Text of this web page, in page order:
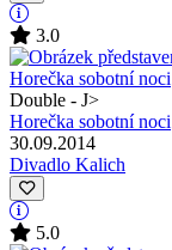
3.0
Double - J>
Horečka sobotní noci
30.09.2014
Divadlo Kalich
5.0